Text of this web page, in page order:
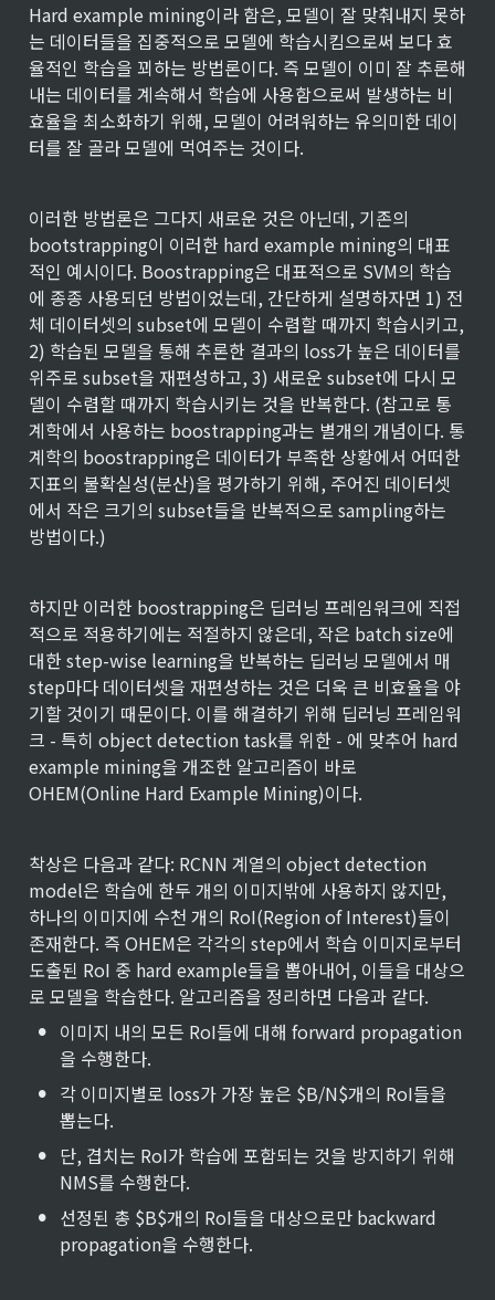
Hard example mining이라 함은, 모델이 잘 맞춰내지 못하
는 데이터들을 집중적으로 모델에 학습시킴으로써 보다 효
율적인 학습을 꾀하는 방법론이다. 즉 모델이 이미 잘 추론해
내는 데이터를 계속해서 학습에 사용함으로써 발생하는 비
효율을 최소화하기 위해, 모델이 어려워하는 유의미한 데이
터를 잘 골라 모델에 먹여주는 것이다.
이러한 방법론은 그다지 새로운 것은 아닌데, 기존의
bootstrapping이 이러한 hard example mining의 대표
적인 예시이다. Boostrapping은 대표적으로 SVM의 학습
에 종종 사용되던 방법이었는데, 간단하게 설명하자면 1) 전
체 데이터셋의 subset에 모델이 수렴할 때까지 학습시키고,
2) 학습된 모델을 통해 추론한 결과의 loss가 높은 데이터를
위주로 subset을 재편성하고, 3) 새로운 subset에 다시 모
델이 수렴할 때까지 학습시키는 것을 반복한다. (참고로 통
계학에서 사용하는 boostrapping과는 별개의 개념이다. 통
계학의 boostrapping은 데이터가 부족한 상황에서 어떠한
지표의 불확실성(분산)을 평가하기 위해, 주어진 데이터셋
에서 작은 크기의 subset들을 반복적으로 sampling하는
방법이다.)
하지만 이러한 boostrapping은 딥러닝 프레임워크에 직접
적으로 적용하기에는 적절하지 않은데, 작은 batch size에
대한 step-wise learning을 반복하는 딥러닝 모델에서 매
step마다 데이터셋을 재편성하는 것은 더욱 큰 비효율을 야
기할 것이기 때문이다. 이를 해결하기 위해 딥러닝 프레임워
크 - 특히 object detection task를 위한 - 에 맞추어 hard
example mining을 개조한 알고리즘이 바로
OHEM(Online Hard Example Mining)이다.
착상은 다음과 같다: RCNN 계열의 object detection
model은 학습에 한두 개의 이미지밖에 사용하지 않지만,
하나의 이미지에 수천 개의 RoI(Region of Interest)들이
존재한다. 즉 OHEM은 각각의 step에서 학습 이미지로부터
도출된 RoI 중 hard example들을 뽑아내어, 이들을 대상으
로 모델을 학습한다. 알고리즘을 정리하면 다음과 같다.
• 이미지 내의 모든 RoI들에 대해 forward propagation
을 수행한다.
• 각 이미지별로 loss가 가장 높은 $B/N$개의 RoI들을
뽑는다.
• 단, 겹치는 RoI가 학습에 포함되는 것을 방지하기 위해
NMS를 수행한다.
• 선정된 총 $B$개의 RoI들을 대상으로만 backward
propagation을 수행한다.